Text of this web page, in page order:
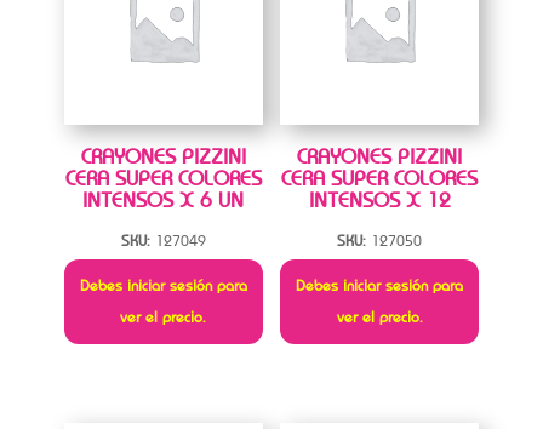
CRAYONES PIZZINI
CERA SUPER COLORES
INTENSOS X 6 UN
SKU: 127049
Debes iniciar sesión para
ver el precio.
CRAYONES PIZZINI
CERA SUPER COLORES
INTENSOS X 12
SKU: 127050
Debes iniciar sesión para
ver el precio.